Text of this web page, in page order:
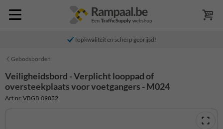
Topkwaliteit en scherp geprijsd!
Gebodsborden
Veiligheidsbord - Verplicht looppad of
oversteekplaats voor voetgangers - M024
Art.nr. VBGB.09882